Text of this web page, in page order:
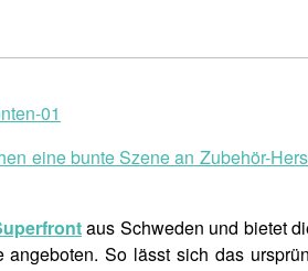
eine bunte Szene an Zubehör-
aus Schweden und bietet
So lässt sich das